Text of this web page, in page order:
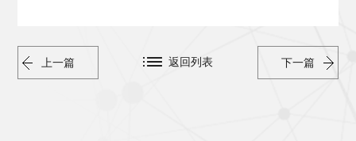
上一篇 下一篇
返回列表